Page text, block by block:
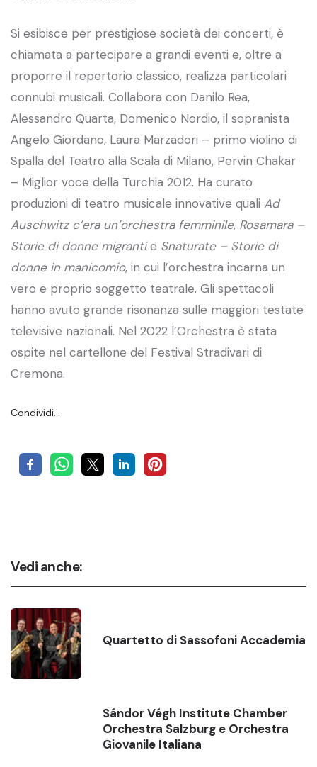
Si esibisce per prestigiose società dei concerti, è
chiamata a partecipare a grandi eventi e, oltre a
proporre il repertorio classico, realizza particolari
connubi musicali. Collabora con Danilo Rea,
Alessandro Quarta, Domenico Nordio, il sopranista
Angelo Giordano, Laura Marzadori – primo violino di
Spalla del Teatro alla Scala di Milano, Pervin Chakar
– Miglior voce della Turchia 2012. Ha curato
produzioni di teatro musicale innovative quali Ad
Auschwitz c’era un’orchestra femminile, Rosamara –
Storie di donne migrantie Snaturate – Storie di
donne in manicomio, in cui l’orchestra incarna un
vero e proprio soggetto teatrale. Gli spettacoli
hanno avuto grande risonanza sulle maggiori testate
televisive nazionali. Nel 2022 l’Orchestra è stata
ospite nel cartellone del Festival Stradivari di
Cremona.
Condividi…
Vedi anche:
Quartetto di Sassofoni Accademia
Sándor Végh Institute Chamber
Orchestra Salzburg e Orchestra
Giovanile Italiana